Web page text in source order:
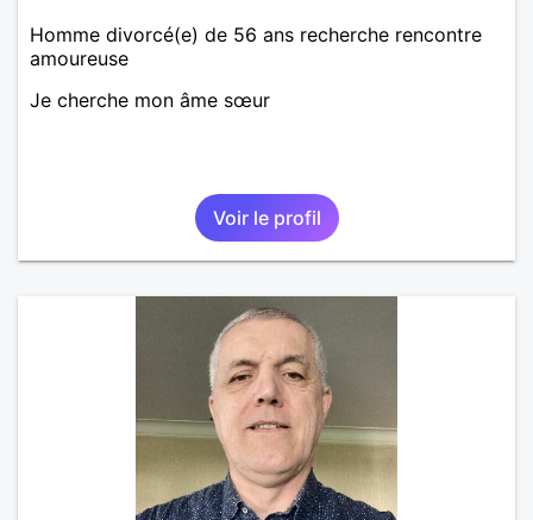
Homme divorcé(e) de 56 ans recherche rencontre
amoureuse
Je cherche mon âme sœur
Voir le profil